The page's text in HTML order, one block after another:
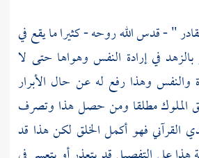
" - قدس الله روحه - كثيرا ما يقع في
بالزهد في إرادة النفس وهواها حتى لا
وهذا رفع له عن حال الأبرار
الملوك مطلقا ومن حصل هذا وتصرف
القرآني فهو أكمل الخلق لكن هذا قد